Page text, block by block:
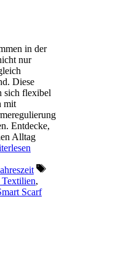
in der
nur
Diese
sich flexibel
mit
Entdecke,
Alltag
,
Scarf